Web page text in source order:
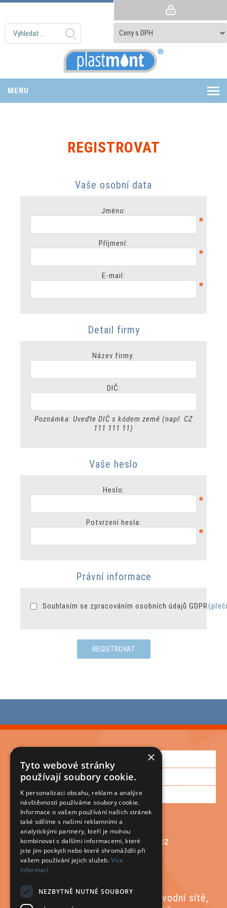
MENU
REGISTROVAT
Vaše osobní data
Jméno:
*
Příjmení:
*
E-mail:
*
Detail firmy
Název firmy:
DIČ:
Poznámka: Uveďte DIČ s kódem země (např. CZ
111 111 11)
Vaše heslo
Heslo:
*
Potvrzení hesla:
*
Právní informace
Souhlasím se zpracováním osobních údajů GDPR
REGISTROVAT
Informace
Zákaznická podpora
Můj účet
+420 572 430 571
plastmont@plastmont.cz
Materiály pro kanalizační a vodovodní sítě,
×
Tyto webové stránky
používají soubory cookie.
K personalizaci obsahu, reklam a analýze
návštěvnosti používáme soubory cookie.
Informace o vašem používání našich stránek
také sdílíme s našimi reklamními a
analytickými partnery, kteří je mohou
kombinovat s dalšími informacemi, které
jste jim poskytli nebo které shromáždili při
vašem používání jejich služeb.Více
informací
NEZBYTNĚ NUTNÉ SOUBORY